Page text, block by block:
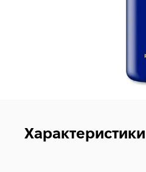
Характеристики